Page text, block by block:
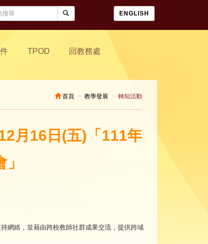
ENGLISH
TPOD 回教務處
首頁 教學發展 轉知活動
月16日(五)「111年
網絡，並藉由跨校教師社群成果交流，提供跨域